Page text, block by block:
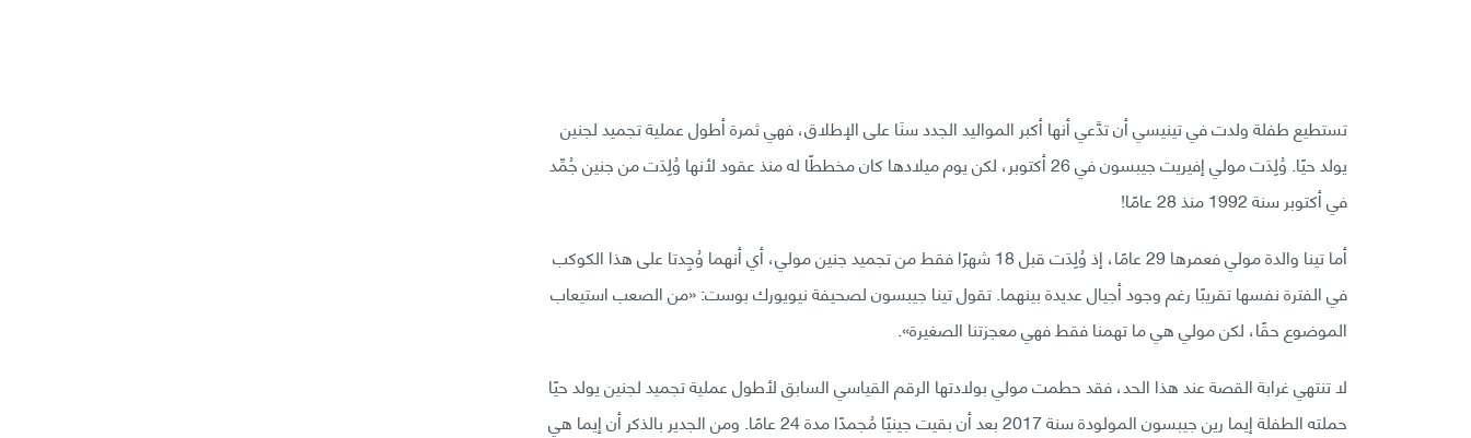
تستطيع طفلة ولدت في تينيسي أن تدَّعي أنها أكبر المواليد الجدد سنَا على الإطلاق، فهي ثمرة أطول عملية تجميد لجنين
يولد حيًا. وُلِدَت مولي إفيريت جيبسون في 26 أكتوبر، لكن يوم ميلادها كان مخططًا له منذ عقود لأنها وُلِدَت من جنين جُمِّد
في أكتوبر سنة 1992 منذ 28 عامًا!
أما تينا والدة مولي فعمرها 29 عامًا، إذ وُلِدَت قبل 18 شهرًا فقط من تجميد جنين مولي، أي أنهما وُجِدتا على هذا الكوكب
في الفترة نفسها تقريبًا رغم وجود أجيال عديدة بينهما. تقول تينا جيبسون لصحيفة نيويورك بوست: «من الصعب استيعاب
الموضوع حقًا، لكن مولي هي ما تهمنا فقط فهي معجزتنا الصغيرة».
لا تنتهي غرابة القصة عند هذا الحد، فقد حطمت مولي بولادتها الرقم القياسي السابق لأطول عملية تجميد لجنين يولد حيًا
حملته الطفلة إيما رين جيبسون المولودة سنة 2017 بعد أن بقيت جينيًا مُجمدًا مدة 24 عامًا. ومن الجدير بالذكر أن إيما هي